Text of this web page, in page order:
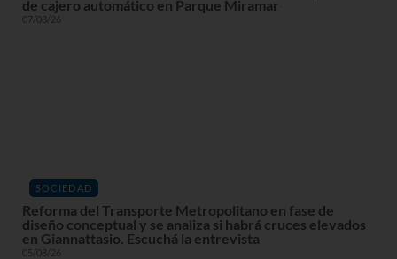
de cajero automático en Parque Miramar
07/08/26
SOCIEDAD
Reforma del Transporte Metropolitano en fase de
diseño conceptual y se analiza si habrá cruces elevados
en Giannattasio. Escuchá la entrevista
05/08/26